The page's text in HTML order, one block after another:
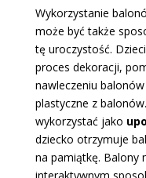
Wykorzystanie
może być także
tę uroczystość.
proces dekoracji,
nawleczeniu
plastyczne z
wykorzystać jako
dziecko otrzymuje
na pamiątkę. Balony